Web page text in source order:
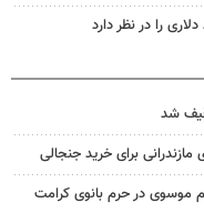
برای خرید جنجالی
موسوی در حرم بانوی کرامت